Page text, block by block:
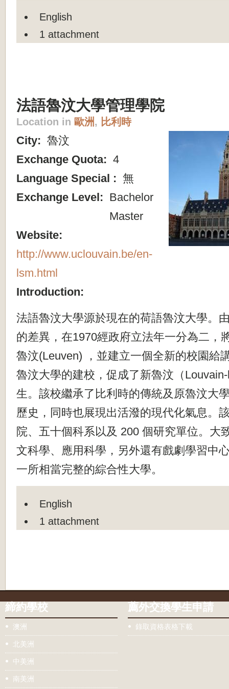
English
1 attachment
法語魯汶大學管理學院
Location in 歐洲, 比利時
City: 魯汶
Exchange Quota: 4
Language Special : 無
Exchange Level: Bachelor
Master
Website:
http://www.uclouvain.be/en-
lsm.html
Introduction:
法語魯汶大學源於現在的荷語魯汶大學。
的差異，在1970經政府立法年一分為二，
魯汶(Leuven) ，並建立一個全新的校園給
魯汶大學的建校，促成了新魯汶（
生。該校繼承了比利時的傳統及原魯汶大
歷史，同時也展現出活潑的現代化氣息。
院、五十個科系以及 200 個研究單位。大
文科學、應用科學，另外還有戲劇學習中
一所相當完整的綜合性大學。
English
1 attachment
締約學校
澳洲
北美洲
中美洲
南美洲
薦外交換學生申請
錄取資格表格下載